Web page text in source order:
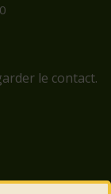
le contact.